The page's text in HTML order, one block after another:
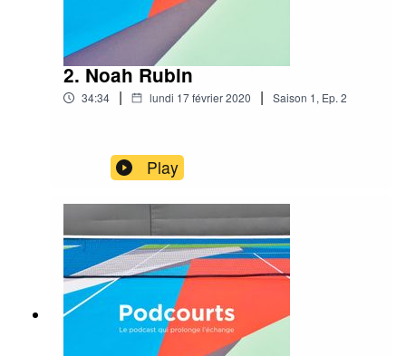
2. Noah Rubin
34:34 | lundi 17 février 2020 | Saison 1, Ep. 2
Play